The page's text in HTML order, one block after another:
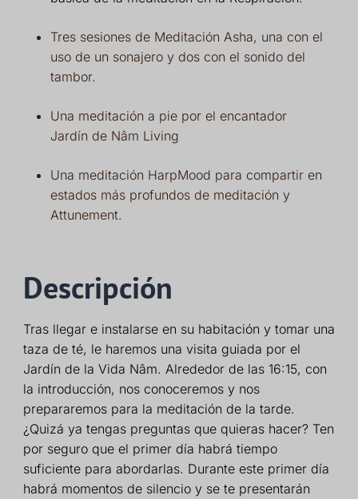
Tres sesiones de Meditación Asha, una con el
uso de un sonajero y dos con el sonido del
tambor.
Una meditación a pie por el encantador
Jardín de Nâm Living
Una meditación HarpMood para compartir en
estados más profundos de meditación y
Attunement.
Descripción
Tras llegar e instalarse en su habitación y tomar una
taza de té, le haremos una visita guiada por el
Jardín de la Vida Nâm. Alrededor de las 16:15, con
la introducción, nos conoceremos y nos
prepararemos para la meditación de la tarde.
¿Quizá ya tengas preguntas que quieras hacer? Ten
por seguro que el primer día habrá tiempo
suficiente para abordarlas. Durante este primer día
habrá momentos de silencio y se te presentarán